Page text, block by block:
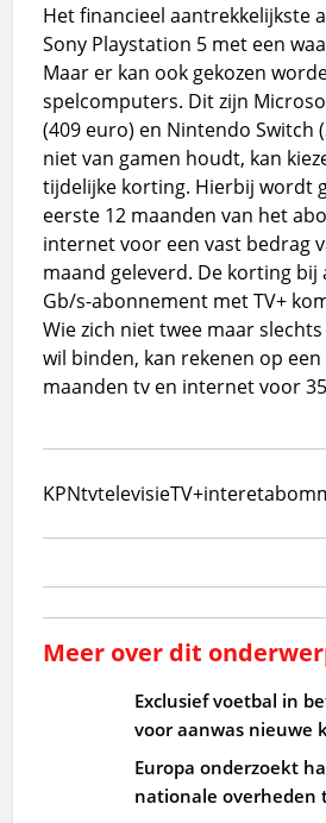
Het financieel aantrekkelijkste
Sony Playstation 5 met een
Maar er kan ook gekozen
spelcomputers. Dit zijn
(409 euro) en Nintendo Switch
niet van gamen houdt, kan
tijdelijke korting. Hierbij wordt
eerste 12 maanden van het
internet voor een vast bedrag
maand geleverd. De korting bij
Gb/s-abonnement met TV+
Wie zich niet twee maar
wil binden, kan rekenen op
maanden tv en internet voor
KPNtvtelevisieTV+interet
Meer over dit
Exclusief voetbal in
voor aanwas nieuwe
Europa onderzoekt
nationale overheden